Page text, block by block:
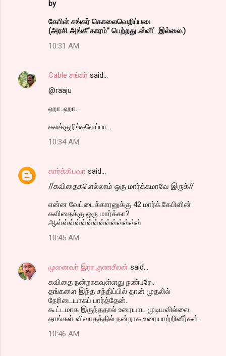
by
கேபிள் சங்கர் கொலைவெறிப்படை
(அரசி அங்கீ”காரம்” பெற்றது..ஸ்வீட் இல்லை.)
10:31 AM
Cable சங்கர் said…
@raaju
ஹா..ஹா..
கலக்குறீங்களேப்பா..
10:34 AM
கார்க்கிபவா said…
//கவிதைகளெல்லாம் ஒரு மார்க்கமாவே இருக்//
என்ன வேட்டைக்காரனுக்கு 42 மார்க்.கேபிளின்
கவிதைக்கு ஒரு மார்க்கா?
ஆவ்வ்வ்வ்வ்வ்வ்வ்வ்வ்வ்வ்வ்வ்
10:45 AM
முனைவர் இரா.குணசீலன் said…
கவிதை நன்றாகவுள்ளது நண்பரே..
தங்களை இந்த சந்திப்பில் தான் முதலில்
நேரிடையாகப் பார்த்தேன்..
கூட்டமாக இருந்ததால் உரையாட முடியவில்லை.
தாங்கள் விவாதத்தில் நன்றாக உரையாற்றினீர்கள்.
10:46 AM